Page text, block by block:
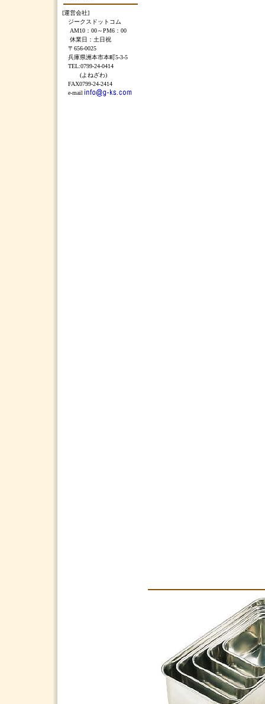
[運営会社]
ジークスドットコム
AM10：00～PM6：00
休業日：土日祝
〒656-0025
兵庫県洲本市本町5-3-5
TEL:0799-24-0414
(よねざわ)
FAX0799-24-2414
e-mail